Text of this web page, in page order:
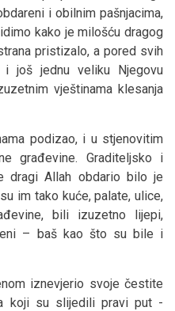
i obilnim pašnjacima,
kako je milošću dragog
pristizalo, a pored svih
još jednu veliku Njegovu
vještinama klesanja
podizao, i u stjenovitim
građevine. Graditeljsko i
dragi Allah obdario bilo je
im tako kuće, palate, ulice,
bili izuzetno lijepi,
– baš kao što su bile i
iznevjerio svoje čestite
koji su slijedili pravi put -